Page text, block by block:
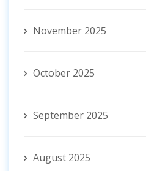
November 2025
October 2025
September 2025
August 2025